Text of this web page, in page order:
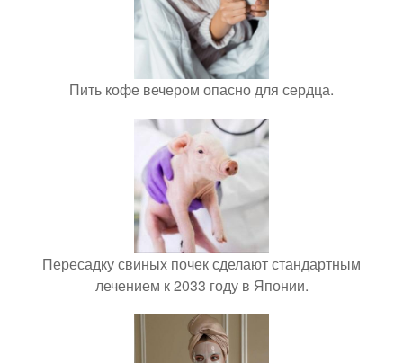
Пить кофе вечером опасно для сердца.
Пересадку свиных почек сделают стандартным
лечением к 2033 году в Японии.